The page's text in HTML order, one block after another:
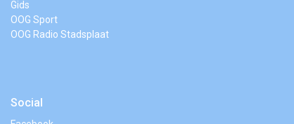
Gids
OOG Sport
OOG Radio Stadsplaat
Social